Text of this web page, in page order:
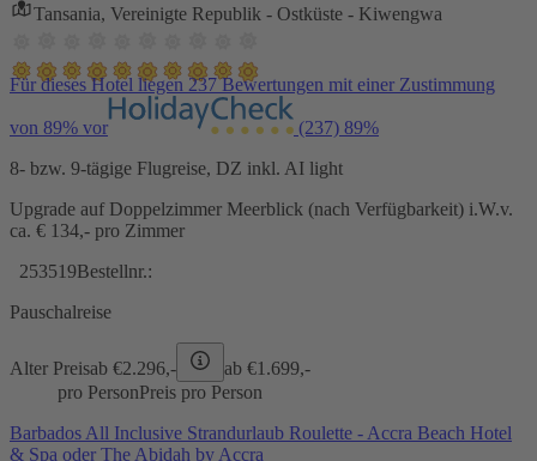
Tansania, Vereinigte Republik - Ostküste - Kiwengwa
Für dieses Hotel liegen 237 Bewertungen mit einer Zustimmung
von 89% vor (237) 89%
8- bzw. 9-tägige Flugreise, DZ inkl. AI light
Upgrade auf Doppelzimmer Meerblick (nach Verfügbarkeit) i.W.v.
ca. € 134,- pro Zimmer
253519Bestellnr.:
Pauschalreise
Alter Preisab €2.296,- ab €1.699,-
pro PersonPreis pro Person
Barbados All Inclusive Strandurlaub Roulette - Accra Beach Hotel
& Spa oder The Abidah by Accra